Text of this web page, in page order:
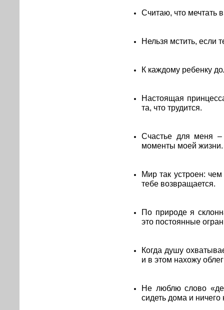
Считаю, что мечтать
Нельзя мстить, если
К каждому ребенку
Настоящая
та, что трудится.
Счастье для меня –
моменты моей жизни.
Мир так устроен:
тебе возвращается.
По природе я
это постоянные
Когда душу
и в этом нахожу
Не люблю слово
сидеть дома и ничего